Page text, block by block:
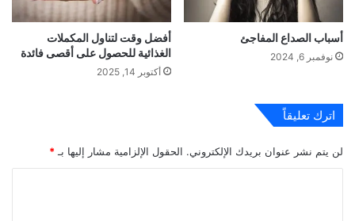
أسباب الصداع المفاجئ
نوفمبر 6, 2024
أفضل وقت لتناول المكملات
الغذائية للحصول على أقصى فائدة
أكتوبر 14, 2025
اترك تعليقاً
لن يتم نشر عنوان بريدك الإلكتروني. الحقول الإلزامية مشار إليها بـ *